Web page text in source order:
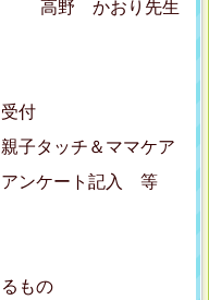
カ 高野 かおり先生
付
タッチ＆ママケア
ケート記入 等
もの